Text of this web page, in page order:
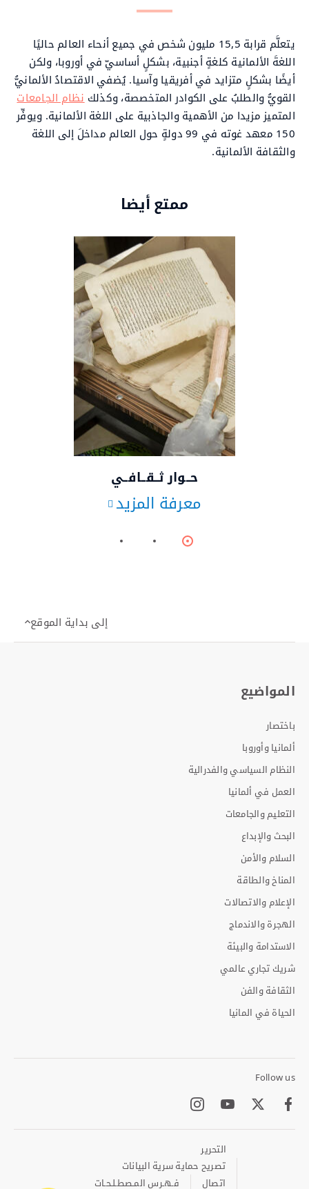
يتعلَّم قرابة 15,5 مليون شخص في جميع أنحاء العالم حاليًا
اللغةَ الألمانية كلغةٍ أجنبية، بشكلٍ أساسيّ في أوروبا، ولكن
أيضًا بشكلٍ متزايد في أفريقيا وآسيا. يُضفي الاقتصادُ الألمانيُّ
القويُّ والطلبُ على الكوادر المتخصصة، وكذلك نظام الجامعات
المتميز مزيدا من الأهمية والجاذبية على اللغة الألمانية. ويوفِّر
150 معهد غوته في 99 دولةٍ حول العالم مداخلَ إلى اللغة
والثقافة الألمانية.
ممتع أيضا
حــوار ثــقــافــي
معرفة المزيد
إلى بداية الموقع
المواضيع
باختصار
ألمانيا وأوروبا
النظام السياسي والفدرالية
العمل في ألمانيا
التعليم والجامعات
البحث والإبداع
السلام والأمن
المناخ والطاقة
الإعلام والاتصالات
الهجرة والاندماج
الاستدامة والبيئة
شريك تجاري عالمي
الثقافة والفن
الحياة في المانيا
Follow us
Facebook
Twitter
Youtube
التحرير
تصريح حماية سرية البيانات
اتصال
فـهـرس المـصطـلـحـات